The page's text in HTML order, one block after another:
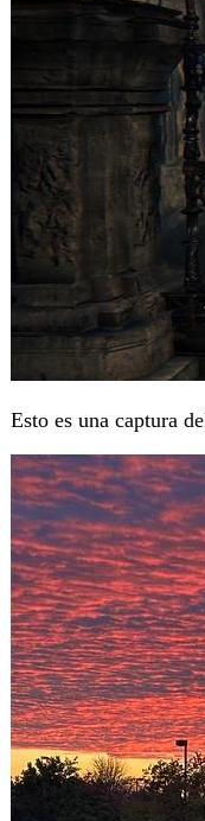
Esto es una captura